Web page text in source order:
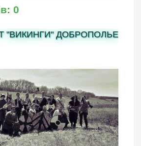
0
"ВИКИНГИ" ДОБРОПОЛЬЕ